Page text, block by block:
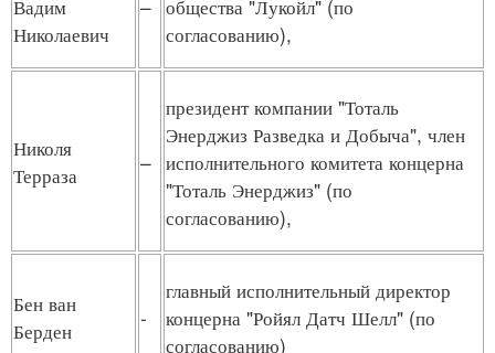
Вадим
Николаевич
– общества "Лукойл" (по
согласованию),
Николя
Терраза
–
президент компании "Тоталь
Энерджиз Разведка и Добыча", член
исполнительного комитета концерна
"Тоталь Энерджиз" (по
согласованию),
Бен ван
Берден
-
главный исполнительный директор
концерна "Ройял Датч Шелл" (по
согласованию)